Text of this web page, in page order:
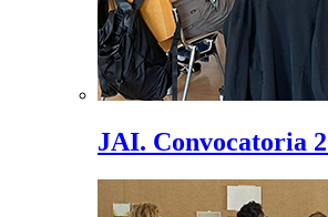
JAI. Convocatoria